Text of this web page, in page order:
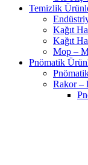
Temizlik
Kağıt
Kağıt
Mop –
Pnömatik
Rakor –